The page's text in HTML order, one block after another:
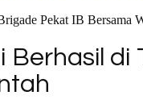
Pekat IB Bersama